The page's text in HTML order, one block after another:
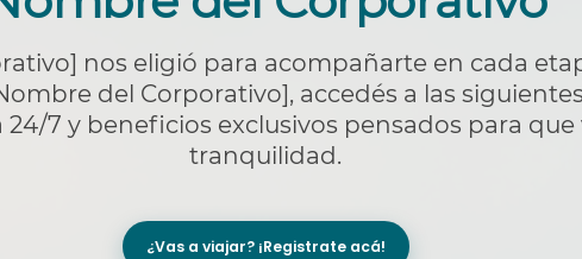
nos eligió para acompañarte en cada
del Corporativo], accedés a las
24/7 y beneficios exclusivos pensados para
tranquilidad.
¿Vas a viajar? ¡Registrate acá!